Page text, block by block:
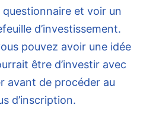
et voir un
d’investissement.
pouvez avoir une idée
être d’investir avec
avant de procéder au
d’inscription.